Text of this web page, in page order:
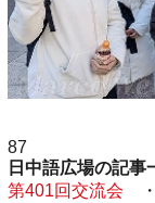
87
日中語広場の記事
第401回交流会 ・